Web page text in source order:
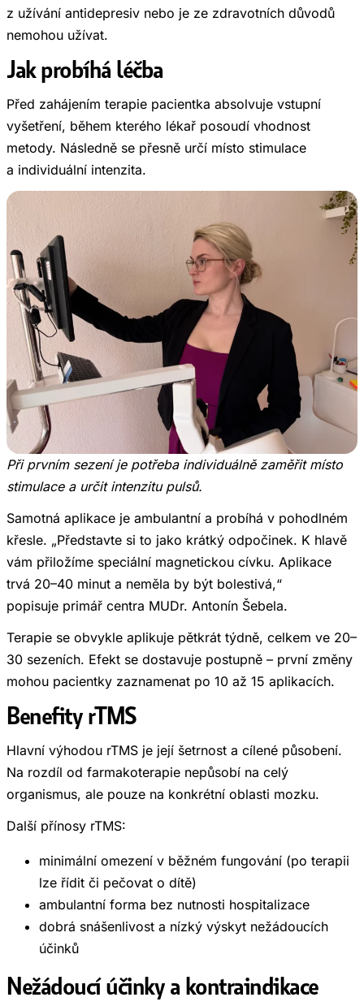
z užívání antidepresiv nebo je ze zdravotních důvodů
nemohou užívat.
Jak probíhá léčba
Před zahájením terapie pacientka absolvuje vstupní
vyšetření, během kterého lékař posoudí vhodnost
metody. Následně se přesně určí místo stimulace
a individuální intenzita.
Při prvním sezení je potřeba individuálně zaměřit místo
stimulace a určit intenzitu pulsů.
Samotná aplikace je ambulantní a probíhá v pohodlném
křesle. „Představte si to jako krátký odpočinek. K hlavě
vám přiložíme speciální magnetickou cívku. Aplikace
trvá 20–40 minut a neměla by být bolestivá,“
popisuje primář centra MUDr. Antonín Šebela.
Terapie se obvykle aplikuje pětkrát týdně, celkem ve 20–
30 sezeních. Efekt se dostavuje postupně – první změny
mohou pacientky zaznamenat po 10 až 15 aplikacích.
Benefity rTMS
Hlavní výhodou rTMS je její šetrnost a cílené působení.
Na rozdíl od farmakoterapie nepůsobí na celý
organismus, ale pouze na konkrétní oblasti mozku.
Další přínosy rTMS:
minimální omezení v běžném fungování (po terapii
lze řídit či pečovat o dítě)
ambulantní forma bez nutnosti hospitalizace
dobrá snášenlivost a nízký výskyt nežádoucích
účinků
Nežádoucí účinky a kontraindikace